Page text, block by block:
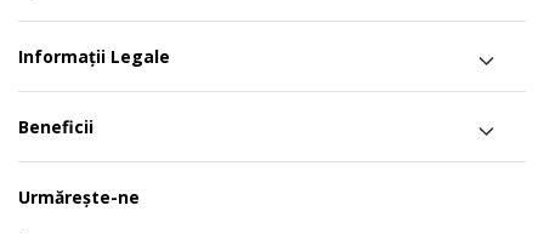
Informații Legale
Beneficii
Urmărește-ne